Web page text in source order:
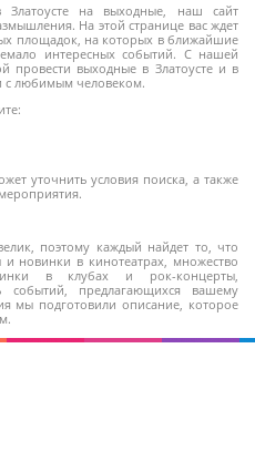
на выходные, наш сайт
На этой странице вас ждет
площадок, на которых в ближайшие
интересных событий. С нашей
выходные в Златоусте и в
с любимым человеком.
уточнить условия поиска, а также
поэтому каждый найдет то, что
новинки в кинотеатрах, множество
в клубах и рок-концерты,
предлагающихся вашему
мы подготовили описание, которое
18+